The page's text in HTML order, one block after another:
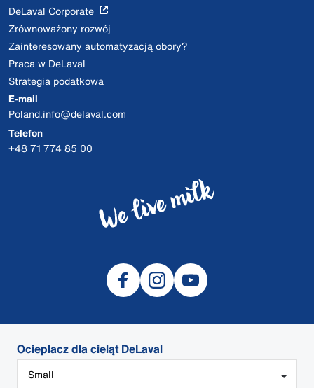
Ocieplacz dla cieląt DeLaval
Small
DeLaval Corporate
Zrównoważony rozwój
Zainteresowany automatyzacją obory?
Praca w DeLaval
Strategia podatkowa
E-mail
Poland.info@delaval.com
Telefon
+48 71 774 85 00
© 2026 DeLaval
Polityka prywatności